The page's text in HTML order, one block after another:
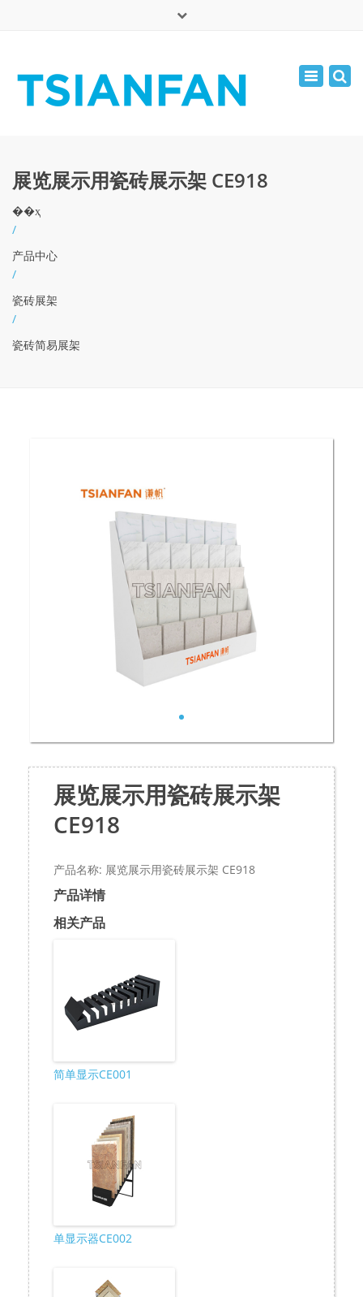
周一 - 周六: 7:00 - 17:00
Toggle
展览展示用瓷砖展示架 CE918
��ҳ
/
产品中心
/
瓷砖展架
/
瓷砖简易展架
展览展示用瓷砖展示架
CE918
产品名称: 展览展示用瓷砖展示架 CE918
产品详情
相关产品
简单显示CE001
单显示器CE002